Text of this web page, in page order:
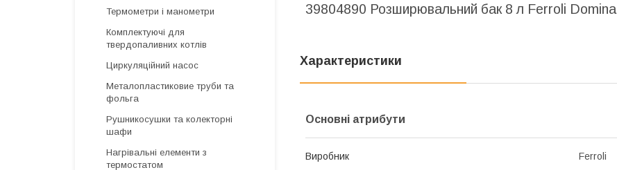
39804890 Розширювальний бак 8 л Ferroli Domina
Характеристики
Основні атрибути
Виробник Ferroli
Термометри і манометри
Комплектуючі для
твердопаливних котлів
Циркуляційний насос
Металопластиковие труби та
фольга
Рушникосушки та колекторні
шафи
Нагрівальні елементи з
термостатом